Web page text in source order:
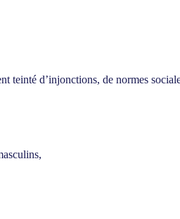
teinté d’injonctions, de normes